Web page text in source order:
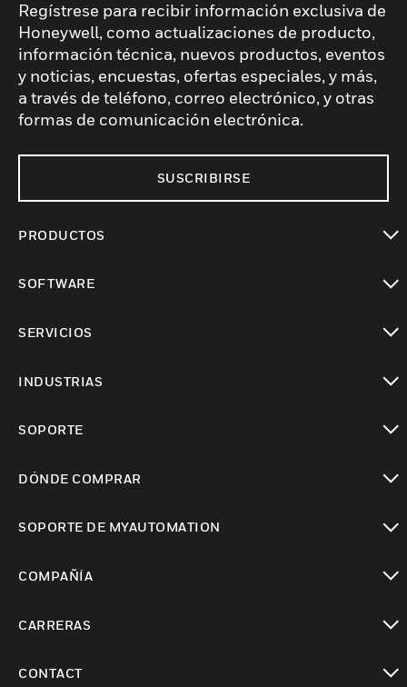
Regístrese para recibir información exclusiva de
Honeywell, como actualizaciones de producto,
información técnica, nuevos productos, eventos
y noticias, encuestas, ofertas especiales, y más,
a través de teléfono, correo electrónico, y otras
formas de comunicación electrónica.
SUSCRIBIRSE
PRODUCTOS
SOFTWARE
SERVICIOS
INDUSTRIAS
SOPORTE
DÓNDE COMPRAR
SOPORTE DE MYAUTOMATION
COMPAÑÍA
CARRERAS
CONTACT